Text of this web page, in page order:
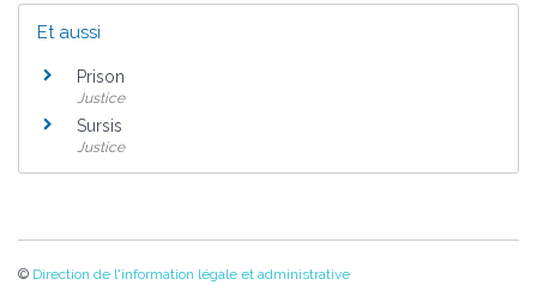
Et aussi
Prison
Justice
Sursis
Justice
© Direction de l'information légale et administrative